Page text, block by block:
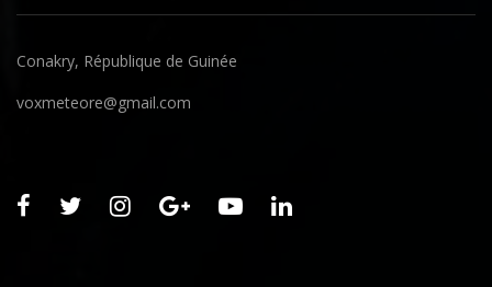
Conakry, République de Guinée
voxmeteore@gmail.com